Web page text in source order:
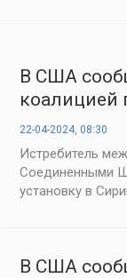
В США
коалицией
22-04-2024, 08:30
Истребитель
Соединенными
установку в
В США